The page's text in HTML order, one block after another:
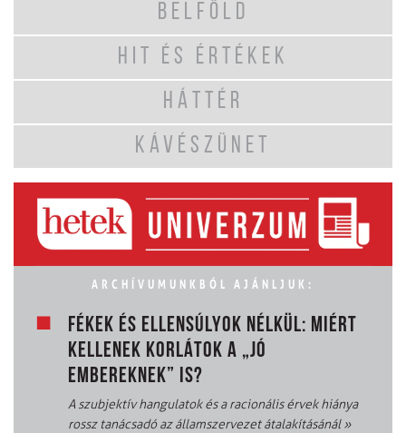
BELFÖLD
HIT ÉS ÉRTÉKEK
HÁTTÉR
KÁVÉSZÜNET
ARCHÍVUMUNKBÓL AJÁNLJUK:
FÉKEK ÉS ELLENSÚLYOK NÉLKÜL: MIÉRT
KELLENEK KORLÁTOK A „JÓ
EMBEREKNEK” IS?
A szubjektív hangulatok és a racionális érvek hiánya
rossz tanácsadó az államszervezet átalakításánál»